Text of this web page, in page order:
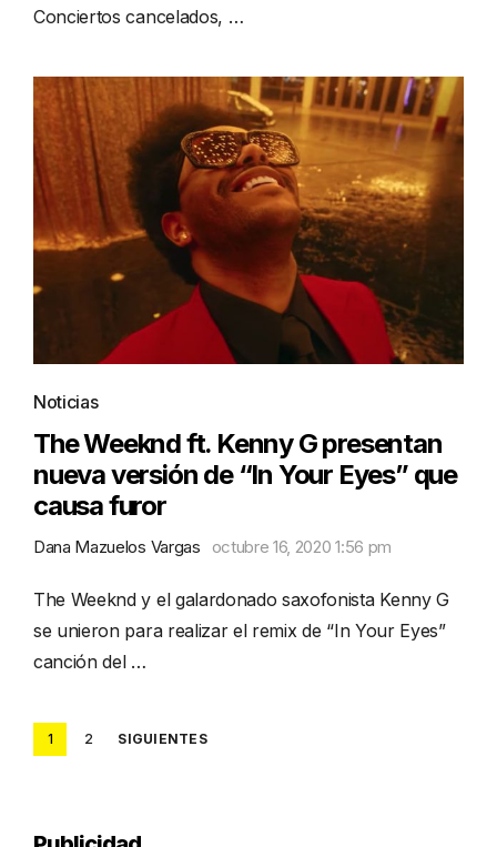
Conciertos cancelados, …
Noticias
The Weeknd ft. Kenny G presentan
nueva versión de “In Your Eyes” que
causa furor
Dana Mazuelos Vargas octubre 16, 2020 1:56 pm
The Weeknd y el galardonado saxofonista Kenny G
se unieron para realizar el remix de “In Your Eyes”
canción del …
Posts
1 2 SIGUIENTES